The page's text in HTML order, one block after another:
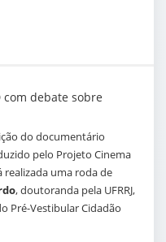
com debate sobre
do documentário
pelo Projeto Cinema
realizada uma roda de
, doutoranda pela UFRRJ,
Pré-Vestibular Cidadão